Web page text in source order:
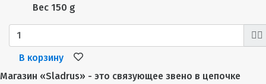
Вес 150 g
В корзину
Магазин «Sladrus» - это связующее звено в цепочке